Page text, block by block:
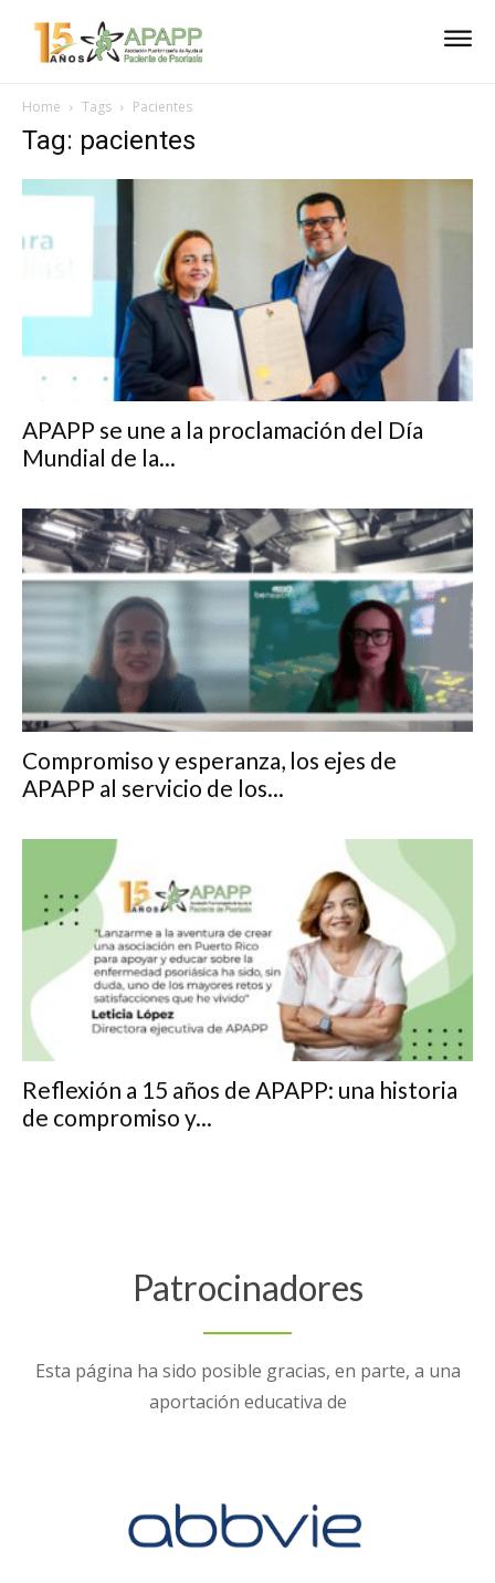
Home Tags Pacientes
Tag: pacientes
APAPP se une a la proclamación del Día
Mundial de la...
Compromiso y esperanza, los ejes de
APAPP al servicio de los...
Reflexión a 15 años de APAPP: una historia
de compromiso y...
Patrocinadores
Esta página ha sido posible gracias, en parte, a una
aportación educativa de